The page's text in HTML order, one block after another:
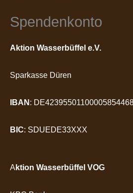
Spendenkonto
Aktion Wasserbüffel e.V.
Sparkasse Düren
IBAN :
BIC: SDUEDE33XXX
A ktion Wasserbüffel VOG